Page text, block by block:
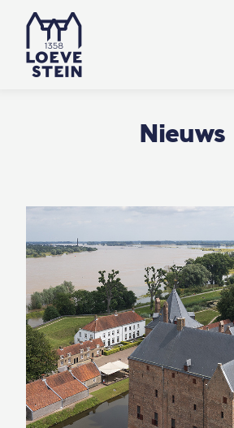
Ontdek Loevestein
Plan je bezoek
NL
Steun ons
Tickets
Nieuws